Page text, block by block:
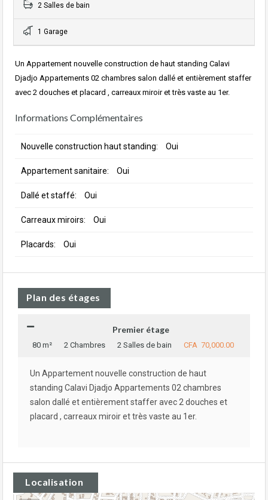
2 Salles de bain
1 Garage
Un Appartement nouvelle construction de haut standing Calavi
Djadjo Appartements 02 chambres salon dallé et entièrement staffer
avec 2 douches et placard , carreaux miroir et très vaste au 1er.
Informations Complémentaires
Nouvelle construction haut standing: Oui
Appartement sanitaire: Oui
Dallé et staffé: Oui
Carreaux miroirs: Oui
Placards: Oui
Plan des étages
Premier étage
80 m² 2 Chambres 2 Salles de bain CFA 70,000.00
Un Appartement nouvelle construction de haut
standing Calavi Djadjo Appartements 02 chambres
salon dallé et entièrement staffer avec 2 douches et
placard , carreaux miroir et très vaste au 1er.
Localisation